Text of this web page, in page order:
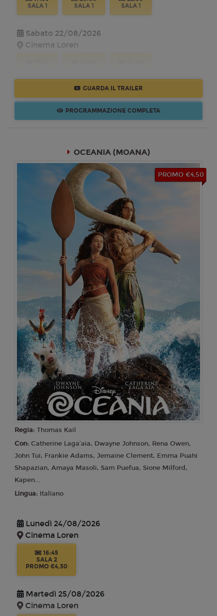
SALA 1
SALA 1
SALA 1
Sabato 22/08/2026
Cinema Loren
Domenica 23/08/2026
Cinema Loren
Cinema Loren
20:00
SALA 1
22:30
SALA 1
Martedì 25/08/2026
Cinema Loren
20:00
SALA 1
22:30
SALA 1
Mercoledì 26/08/2026
Cinema Loren
17:30
SALA 1
20:00
SALA 1
22:30
SALA 1
GUARDA IL TRAILER
PROGRAMMAZIONE COMPLETA
OCEANIA (MOANA)
PROMO €4,50
Regia: Thomas Kail
Con: Catherine Lagaʻaia, Dwayne Johnson, Rena Owen,
John Tui, Frankie Adams, Jemaine Clement, Emma Puahi
Shapazian, Amaya Masoli, Sam Puefua, Sione Milford,
Kapen...
Lingua: Italiano
Lunedì 24/08/2026
Cinema Loren
16:45
SALA 2
PROMO €4,50
Martedì 25/08/2026
Cinema Loren